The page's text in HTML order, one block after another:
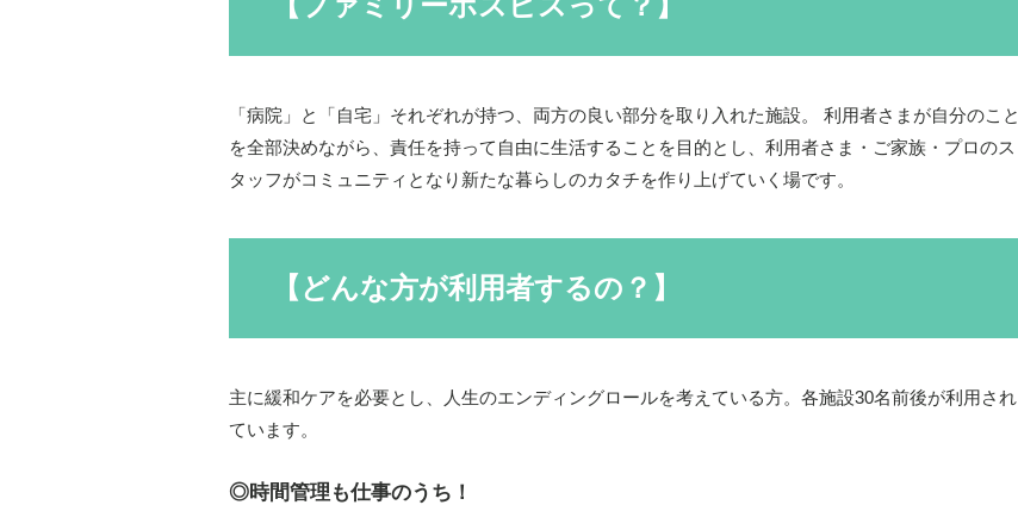
「病院」と「自宅」それぞれが持つ、両方の良い部分を取り入れた施設。 利用者さまが自分のこと
を全部決めながら、責任を持って自由に生活することを目的とし、利用者さま・ご家族・プロのス
タッフがコミュニティとなり新たな暮らしのカタチを作り上げていく場です。
【どんな方が利用者するの？】
主に緩和ケアを必要とし、人生のエンディングロールを考えている方。各施設30名前後が利用され
ています。
◎時間管理も仕事のうち！